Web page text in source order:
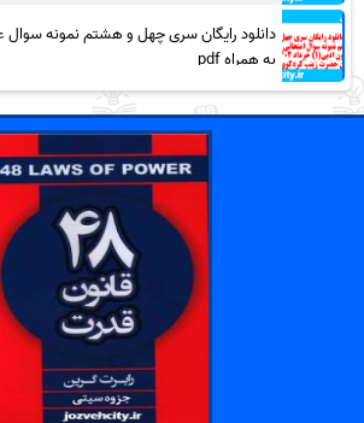
دانلود رایگان سری چهل و هشتم نمونه سوال
به همراه pdf